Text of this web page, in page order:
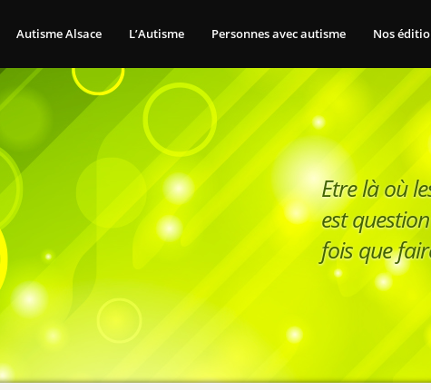
Autisme Alsace L’Autisme Personnes avec autisme Nos
Etre là où
est
fois que